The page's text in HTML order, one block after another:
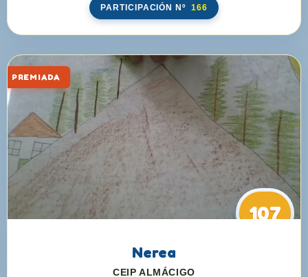
PARTICIPACIÓN Nº 166
PREMIADA
107
Nerea
CEIP ALMÁCIGO